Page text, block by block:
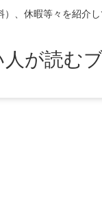
、休暇等々を紹介し
が読む